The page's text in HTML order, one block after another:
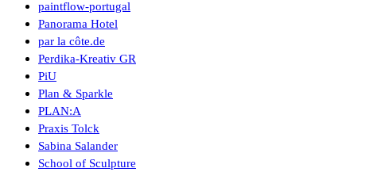
paintflow-portugal
Panorama Hotel
par la côte.de
Perdika-Kreativ GR
PiU
Plan & Sparkle
PLAN:A
Praxis Tolck
Sabina Salander
School of Sculpture